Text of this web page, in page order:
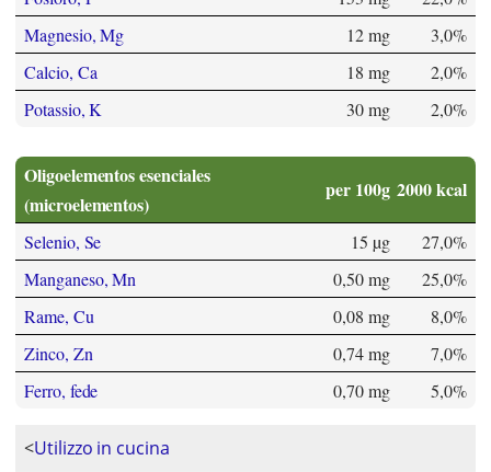
Magnesio, Mg
12 mg
3,0%
Calcio, Ca
18 mg
2,0%
Potassio, K
30 mg 2,0%
Oligoelementos esenciales
(microelementos)
per 100g 2000 kcal
Selenio, Se 15 µg
27,0%
Manganeso, Mn
0,50 mg
25,0%
Rame, Cu
0,08 mg
8,0%
Zinco, Zn
0,74 mg
7,0%
Ferro, fede
0,70 mg 5,0%
<Utilizzo in cucina